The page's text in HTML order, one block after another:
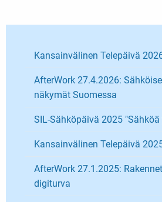
Kansainvälinen Telepäivä
AfterWork 27.4.2026:
näkymät Suomessa
SIL-Sähköpäivä 2025
Kansainvälinen Telepäivä
AfterWork 27.1.2025:
digiturva